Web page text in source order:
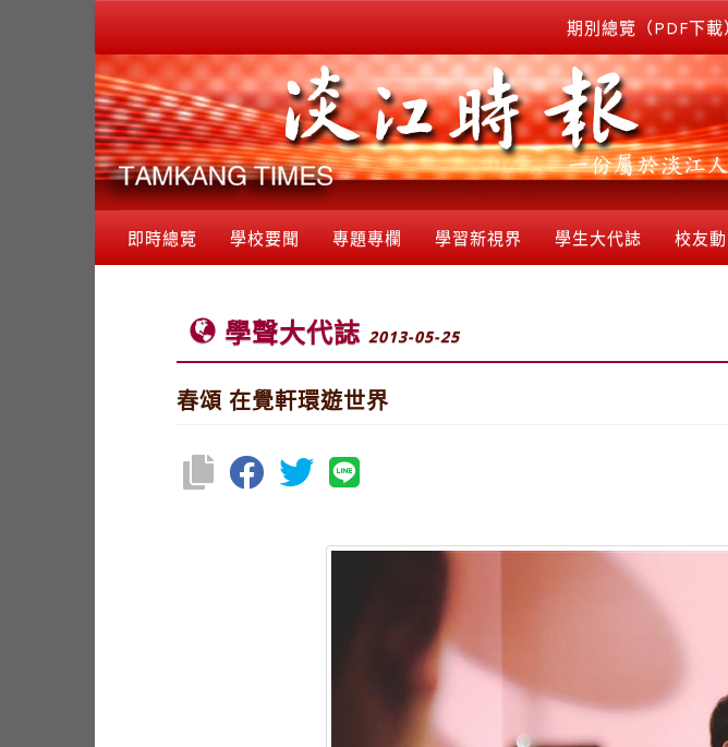
期別總覽（PDF下載
即時總覽 學校要聞 專題專欄 學習新視界 學生大代誌 校友
學聲大代誌 2013-05-25
春頌 在覺軒環遊世界